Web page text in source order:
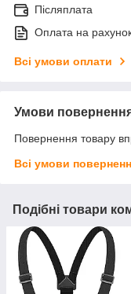
Післяплата
Оплата на
Всі умови оплати
Умови
Повернення товару
Всі умови
Подібні товари